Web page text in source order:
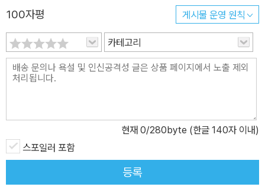
버의 고단한 생활』의 아홉 작품을 모두 포함하여 총 서른여섯 편을 수
록했다. 19세기에서 20세기로 넘어가던 혼란한 시절에 미국 중서부
지방에서 태어난 그는 남북전쟁의 복판에 살고 있다고 착각하는 외할
아버지와 성공한 정치인을 꿈꾼 소심한 아버지, 그가 “타고난 코미디
언”이었다고 표현할 정도로 유쾌했던 어머니와 저마다 개성이 독특
등장하기에 『제임스 서버의 고단한 생활』은 그의 영감의 원천과 그
세계의 배경을 이해하는 데도 도움을 줄 것이다. 여기에 실린 단편들
은 크게 부부 관계에 대한 예리하고도 유머러스한 통찰과 엉뚱한 현
대 도시인들에 대한 스케치 그리고 사실적이고 생생한 공상과 꿈에
100자평 게시물 운영 원칙
카테고리
현재 0/280byte (한글 140자 이내)
스포일러 포함
등록